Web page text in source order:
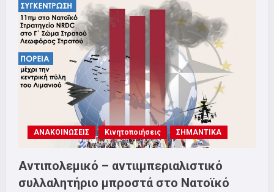
υγεία,
αποκατάσταση
και
ειδική
αγωγή
ΑΜΕΑ
στο
ύψος
των
αναγκών,
Σάββατο
23/5
11π.μ
Υπουργείο
Μακεδονίας
Θράκης
ΑΝΑΚΟΙΝΩΣΕΙΣ Κινητοποιήσεις ΣΗΜΑΝΤΙΚΑ
Αντιπολεμικό – αντιιμπεριαλιστικό
συλλαλητήριο μπροστά στο Νατοϊκό